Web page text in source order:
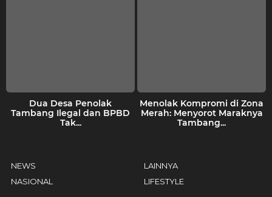
Dua Desa Penolak
Tambang Ilegal dan BPBD
Tak...
Menolak Kompromi di Zona
Merah: Menyorot Maraknya
Tambang...
NEWS
NASIONAL
LAINNYA
LIFESTYLE